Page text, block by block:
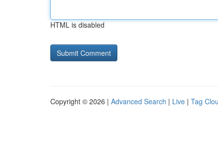
HTML is disabled
Copyright © 2026 | Advanced Search | Live | Tag